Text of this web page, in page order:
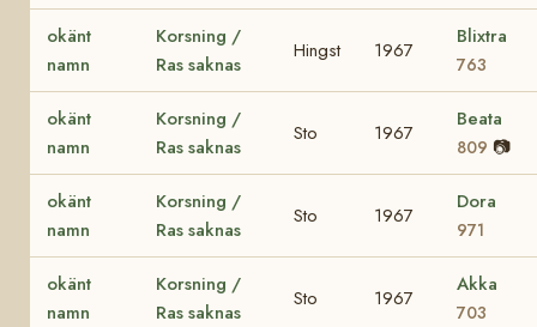
okänt
namn
Korsning /
Ras saknas
Hingst 1967
Blixtra
763
okänt
namn
Korsning /
Ras saknas
Sto 1967
Beata
809 📷
okänt
namn
Korsning /
Ras saknas
Sto 1967
Dora
971
okänt
namn
Korsning /
Ras saknas
Sto 1967
Akka
703